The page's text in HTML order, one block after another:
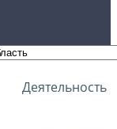
Деятельность